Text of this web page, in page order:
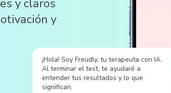
y claros
y
¡Hola! Soy Freudly, tu terapeuta con IA.
Al terminar el test, te ayudaré a
entender tus resultados y lo que
significan.